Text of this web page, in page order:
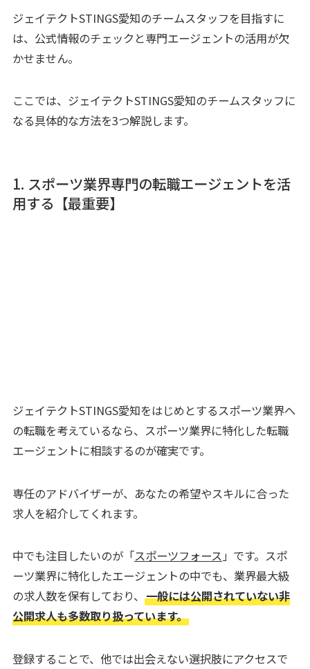
ジェイテクトSTINGS愛知のチームスタッフを目指すに
は、公式情報のチェックと専門エージェントの活用が欠
かせません。
ここでは、ジェイテクトSTINGS愛知のチームスタッフに
なる具体的な方法を3つ解説します。
1. スポーツ業界専門の転職エージェントを活
用する【最重要】
ジェイテクトSTINGS愛知をはじめとするスポーツ業界へ
の転職を考えているなら、スポーツ業界に特化した転職
エージェントに相談するのが確実です。
専任のアドバイザーが、あなたの希望やスキルに合った
求人を紹介してくれます。
中でも注目したいのが「スポーツフォース 」です。スポ
ーツ業界に特化したエージェントの中でも、業界最大級
の求人数を保有しており、 一般には公開されていない非
公開求人も多数取り扱っています。
登録することで、他では出会えない選択肢にアクセスで